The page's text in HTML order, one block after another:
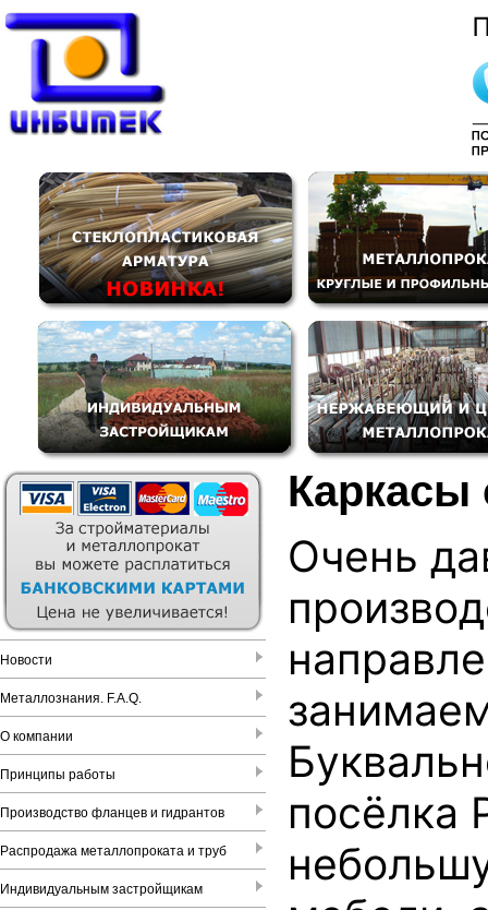
Новости
Металлознания. F.A.Q.
О компании
Принципы работы
Производство фланцев и гидрантов
Распродажа металлопроката и труб
Индивидуальным застройщикам
Каркасы
Очень
посёлка